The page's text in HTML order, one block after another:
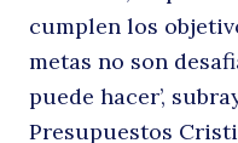
cumplen los
metas no son
puede hacer’,
Presupuestos